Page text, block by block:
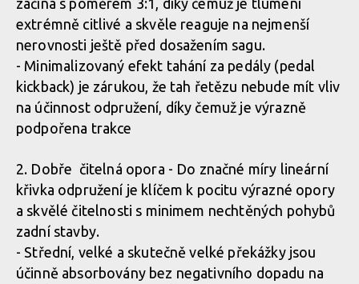
Novinka: Zcela nový Rocky Mountain Altitude - návrat odpružení
LC2R
Novinka: Zcela nový Rocky Mountain Altitude - návrat odpružení
LC2R
extrémně citlivé a skvěle reaguje na nejmenší
nerovnosti ještě před dosažením sagu.
- Minimalizovaný efekt tahání za pedály (pedal
kickback) je zárukou, že tah řetězu nebude mít vliv
na účinnost odpružení, díky čemuž je výrazně
podpořena trakce
2. Dobře čitelná opora - Do značné míry lineární
křivka odpružení je klíčem k pocitu výrazné opory
a skvělé čitelnosti s minimem nechtěných pohybů
zadní stavby.
- Střední, velké a skutečně velké překážky jsou
účinně absorbovány bez negativního dopadu na